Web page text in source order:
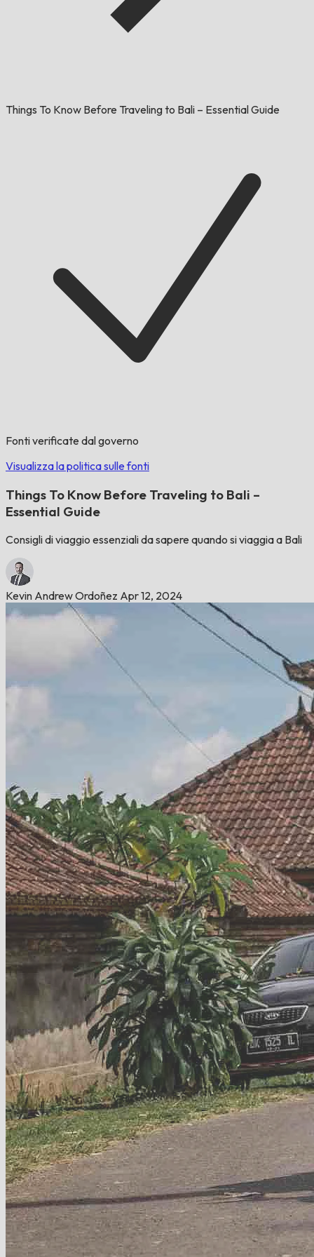
Things To Know Before Traveling to Bali – Essential Guide
Fonti verificate dal governo
Visualizza la politica sulle fonti
Things To Know Before Traveling to Bali –
Essential Guide
Consigli di viaggio essenziali da sapere quando si viaggia a Bali
Kevin Andrew Ordoñez Apr 12, 2024